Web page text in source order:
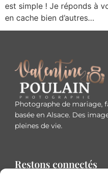
est simple ! Je réponds à
en cache bien d’autres…
Photographe de mariage,
basée en Alsace. Des
pleines de vie.
Restons connectés